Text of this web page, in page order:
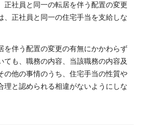
正社員と同一の転居を伴う配置の変更
、正社員と同一の住宅手当を支給しな
を伴う配置の変更の有無にかかわらず
ても、職務の内容、当該職務の内容及
の他の事情のうち、住宅手当の性質や
理と認められる相違がないようにしな